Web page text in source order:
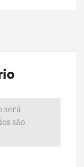
será
são